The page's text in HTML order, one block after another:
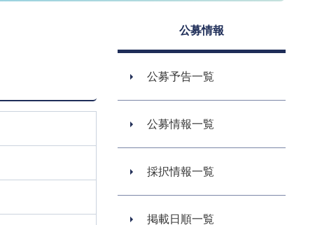
公募情報
公募予告一覧
公募情報一覧
採択情報一覧
掲載日順一覧